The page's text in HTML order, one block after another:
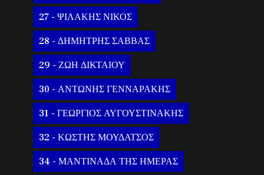
27 - ΨΙΛΑΚΗΣ ΝΙΚΟΣ
28 - ΔΗΜΗΤΡΗΣ ΣΑΒΒΑΣ
29 - ΖΩΗ ΔΙΚΤΑΙΟΥ
30 - ΑΝΤΩΝΗΣ ΓΕΝΝΑΡΑΚΗΣ
31 - ΓΕΩΡΓΙΟΣ ΑΥΓΟΥΣΤΙΝΑΚΗΣ
32 - ΚΩΣΤΗΣ ΜΟΥΔΑΤΣΟΣ
34 - ΜΑΝΤΙΝΑΔΑ ΤΗΣ ΗΜΕΡΑΣ